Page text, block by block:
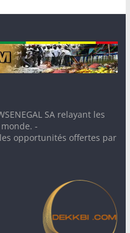
SA relayant les
-
les opportunités offertes par